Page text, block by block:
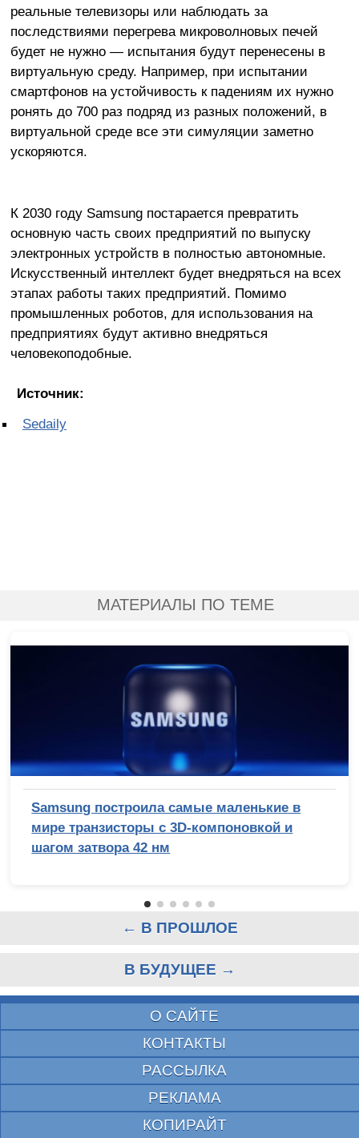
реальные телевизоры или наблюдать за
последствиями перегрева микроволновых печей
будет не нужно — испытания будут перенесены в
виртуальную среду. Например, при испытании
смартфонов на устойчивость к падениям их нужно
ронять до 700 раз подряд из разных положений, в
виртуальной среде все эти симуляции заметно
ускоряются.
К 2030 году Samsung постарается превратить
основную часть своих предприятий по выпуску
электронных устройств в полностью автономные.
Искусственный интеллект будет внедряться на всех
этапах работы таких предприятий. Помимо
промышленных роботов, для использования на
предприятиях будут активно внедряться
человекоподобные.
Источник:
Sedaily
МАТЕРИАЛЫ ПО ТЕМЕ
Samsung построила самые маленькие в
мире транзисторы с 3D-компоновкой и
шагом затвора 42 нм
← В ПРОШЛОЕ
В БУДУЩЕЕ →
О САЙТЕ
КОНТАКТЫ
РАССЫЛКА
РЕКЛАМА
КОПИРАЙТ